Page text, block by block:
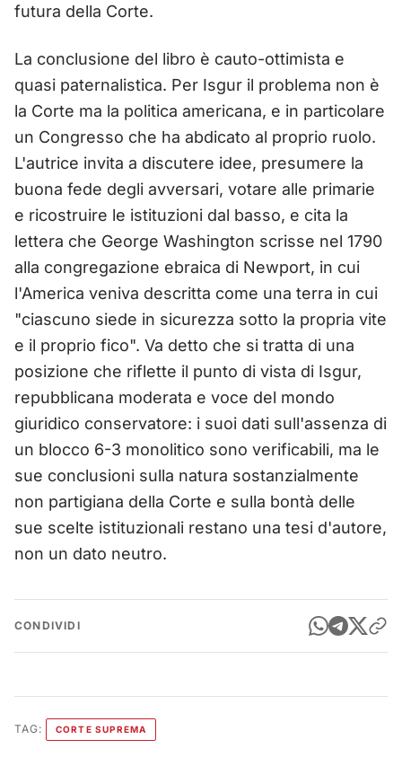
futura della Corte.
La conclusione del libro è cauto-ottimista e
quasi paternalistica. Per Isgur il problema non è
la Corte ma la politica americana, e in particolare
un Congresso che ha abdicato al proprio ruolo.
L'autrice invita a discutere idee, presumere la
buona fede degli avversari, votare alle primarie
e ricostruire le istituzioni dal basso, e cita la
lettera che George Washington scrisse nel 1790
alla congregazione ebraica di Newport, in cui
l'America veniva descritta come una terra in cui
"ciascuno siede in sicurezza sotto la propria vite
e il proprio fico". Va detto che si tratta di una
posizione che riflette il punto di vista di Isgur,
repubblicana moderata e voce del mondo
giuridico conservatore: i suoi dati sull'assenza di
un blocco 6-3 monolitico sono verificabili, ma le
sue conclusioni sulla natura sostanzialmente
non partigiana della Corte e sulla bontà delle
sue scelte istituzionali restano una tesi d'autore,
non un dato neutro.
CONDIVIDI
TAG: CORTE SUPREMA